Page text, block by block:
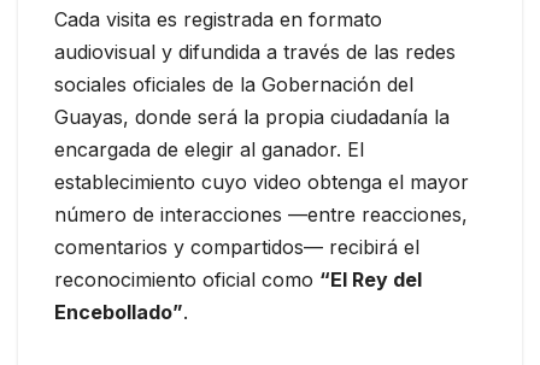
Cada visita es registrada en formato
audiovisual y difundida a través de las redes
sociales oficiales de la Gobernación del
Guayas, donde será la propia ciudadanía la
encargada de elegir al ganador. El
establecimiento cuyo video obtenga el mayor
número de interacciones —entre reacciones,
comentarios y compartidos— recibirá el
reconocimiento oficial como “El Rey del
Encebollado”.